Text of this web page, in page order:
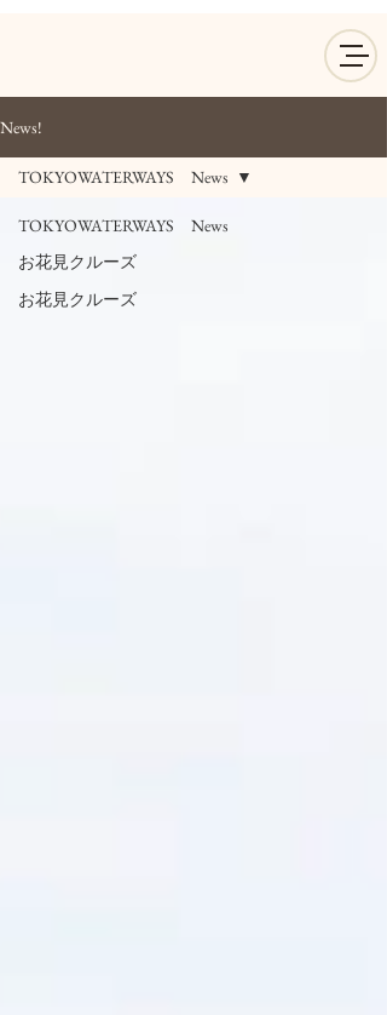
News!
TOKYOWATERWAYS News
お花見クルーズ
お花見クルーズ
TOKYOWATERWAYS News